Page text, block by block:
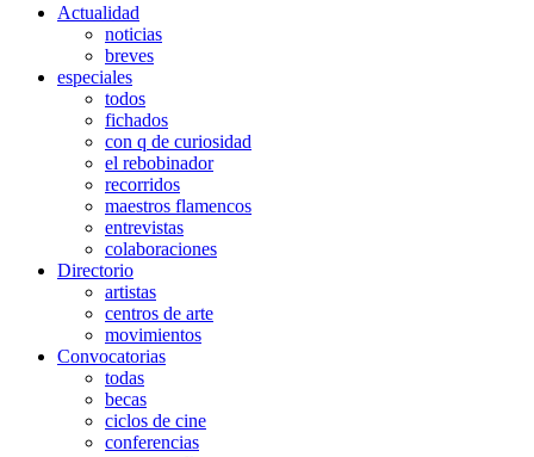
Actualidad
noticias
breves
especiales
todos
fichados
con q de curiosidad
el rebobinador
recorridos
maestros flamencos
entrevistas
colaboraciones
Directorio
artistas
centros de arte
movimientos
Convocatorias
todas
becas
ciclos de cine
conferencias